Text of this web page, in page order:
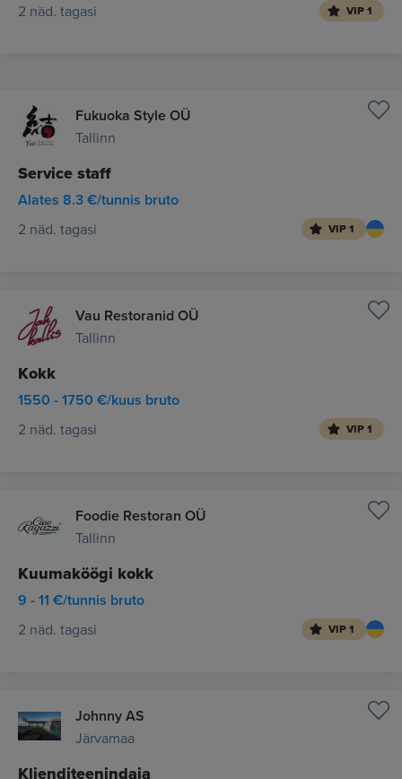
2 näd. tagasi VIP 1
Fukuoka Style OÜ
Tallinn
Service staff
Alates 8.3 €/tunnis bruto
2 näd. tagasi VIP 1
Vau Restoranid OÜ
Tallinn
Kokk
1550 - 1750 €/kuus bruto
2 näd. tagasi VIP 1
Foodie Restoran OÜ
Tallinn
Kuumaköögi kokk
9 - 11 €/tunnis bruto
2 näd. tagasi VIP 1
Johnny AS
Järvamaa
Klienditeenindaja